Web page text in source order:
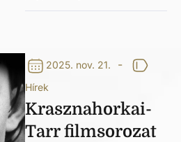
2025. nov. 21. -
Hírek
Krasznahorkai-
Tarr filmsorozat